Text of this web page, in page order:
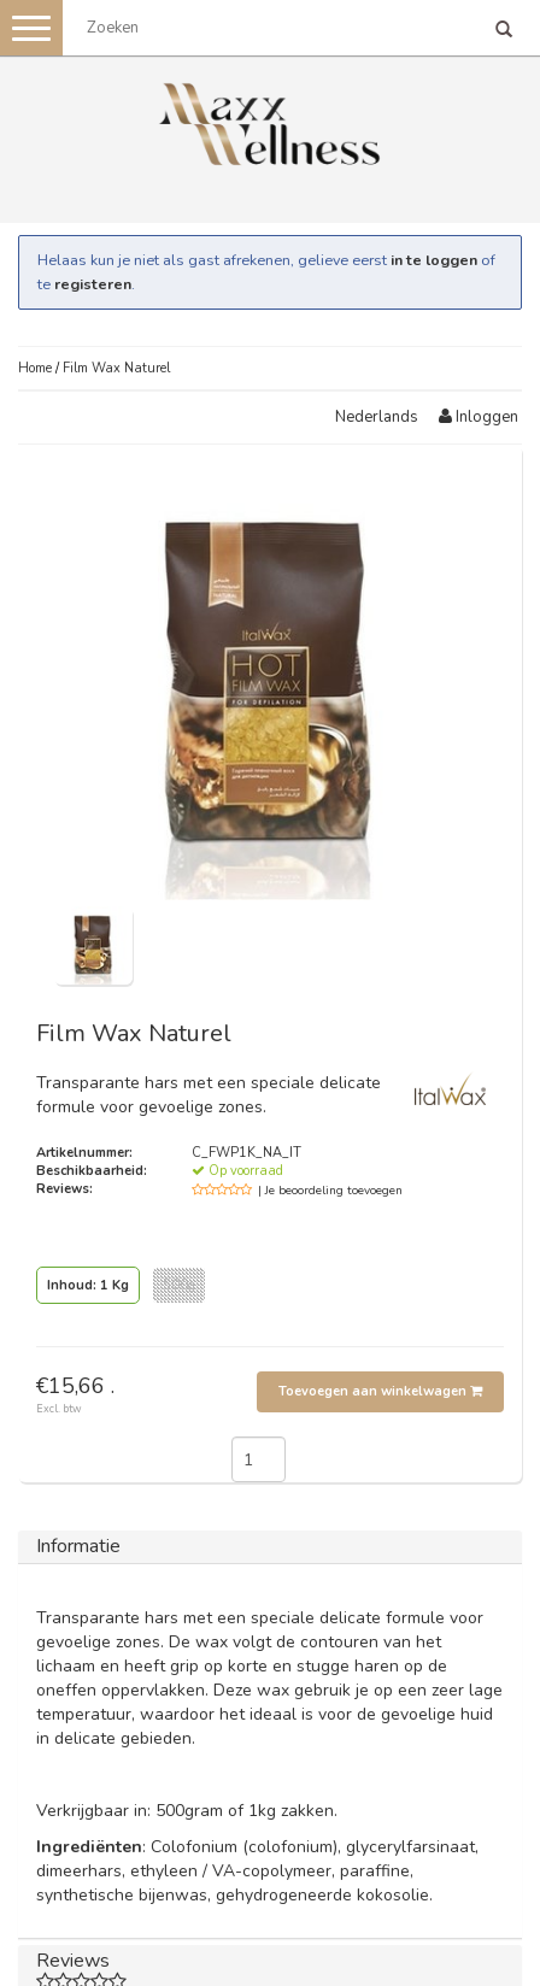
Toggle
navigation
Helaas kun je niet als gast afrekenen, gelieve eerst in te loggen of
te registeren.
Home / Film Wax Naturel
Nederlands Inloggen
Film Wax Naturel
Transparante hars met een speciale delicate
formule voor gevoelige zones.
Artikelnummer:
C_FWP1K_NA_IT
Beschikbaarheid:
Op voorraad
Reviews:
| Je beoordeling toevoegen
Inhoud: 1 Kg 500g
€15,66 .
Excl. btw
Toevoegen aan winkelwagen
Informatie
Transparante hars met een speciale delicate formule voor
gevoelige zones. De wax volgt de contouren van het
lichaam en heeft grip op korte en stugge haren op de
oneffen oppervlakken. Deze wax gebruik je op een zeer lage
temperatuur, waardoor het ideaal is voor de gevoelige huid
in delicate gebieden.
Verkrijgbaar in: 500gram of 1kg zakken.
Ingrediënten: Colofonium (colofonium), glycerylfarsinaat,
dimeerhars, ethyleen / VA-copolymeer, paraffine,
synthetische bijenwas, gehydrogeneerde kokosolie.
Reviews